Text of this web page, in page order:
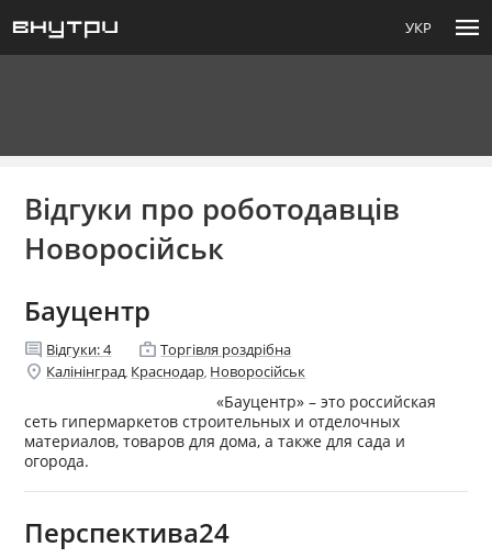
УКР menu
Відгуки про роботодавців
Новоросійськ
Бауцентр
comment Відгуки:4 enterprise Торгівля роздрібна
location_on Калінінград, Краснодар, Новоросійськ
«Бауцентр» – это российская
сеть гипермаркетов строительных и отделочных
материалов, товаров для дома, а также для сада и
огорода.
Перспектива24